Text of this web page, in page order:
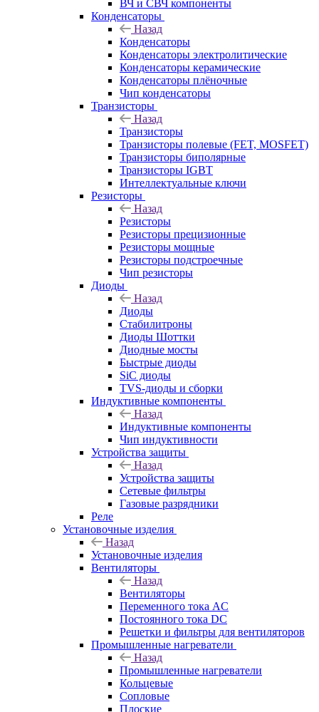
ВЧ и СВЧ компоненты
Конденсаторы
Назад
Конденсаторы
Конденсаторы электролитические
Конденсаторы керамические
Конденсаторы плёночные
Чип конденсаторы
Транзисторы
Назад
Транзисторы
Транзисторы полевые (FET, MOSFET)
Транзисторы биполярные
Транзисторы IGBT
Интеллектуальные ключи
Резисторы
Назад
Резисторы
Резисторы прецизионные
Резисторы мощные
Резисторы подстроечные
Чип резисторы
Диоды
Назад
Диоды
Стабилитроны
Диоды Шоттки
Диодные мосты
Быстрые диоды
SiC диоды
TVS-диоды и сборки
Индуктивные компоненты
Назад
Индуктивные компоненты
Чип индуктивности
Устройства защиты
Назад
Устройства защиты
Сетевые фильтры
Газовые разрядники
Реле
Установочные изделия
Назад
Установочные изделия
Вентиляторы
Назад
Вентиляторы
Переменного тока AC
Постоянного тока DC
Решетки и фильтры для вентиляторов
Промышленные нагреватели
Назад
Промышленные нагреватели
Кольцевые
Сопловые
Плоские